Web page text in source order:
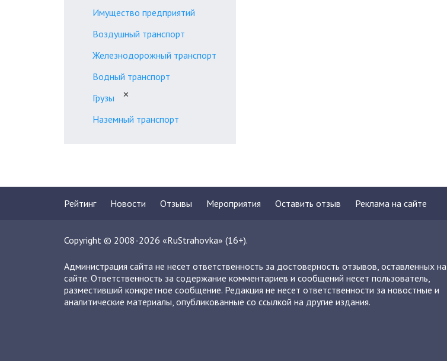
Имущество предприятий
Воздушный транспорт
Железнодорожный транспорт
Водный транспорт
Грузы
✕
Наземный транспорт
Рейтинг Новости Отзывы Мероприятия Оставить отзыв Реклама на сайте
Copyright © 2008-2026 «RuStrahovka» (16+).
Администрация сайта не несет ответственность за достоверность отзывов, оставленных на
сайте. Ответственность за содержание комментариев и сообщений несет пользователь,
разместивший конкретное сообщение. Редакция не несет ответственности за новостные и
аналитические материалы, опубликованные со ссылкой на другие издания.